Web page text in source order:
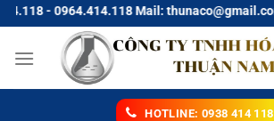
Chuyển
đến
nội
- 0964.414.118 Mail: thunaco@gmail.com
HOTLINE: 0938 414 118